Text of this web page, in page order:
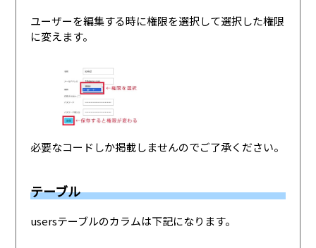
ユーザーを編集する時に権限を選択して選択した権限
に変えます。
必要なコードしか掲載しませんのでご了承ください。
テーブル
usersテーブルのカラムは下記になります。